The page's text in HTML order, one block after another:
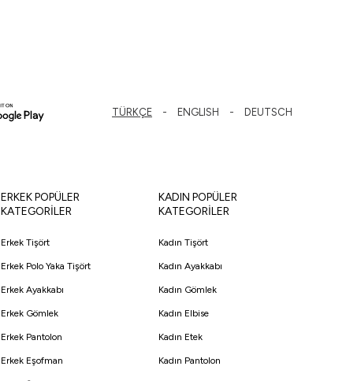
TÜRKÇE ENGLISH DEUTSCH
ERKEK POPÜLER
KATEGORİLER
Erkek Tişört
Erkek Polo Yaka Tişört
Erkek Ayakkabı
Erkek Gömlek
Erkek Pantolon
Erkek Eşofman
KADIN POPÜLER
KATEGORİLER
Kadın Tişört
Kadın Ayakkabı
Kadın Gömlek
Kadın Elbise
Kadın Etek
Kadın Pantolon